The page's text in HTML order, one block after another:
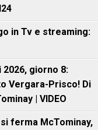
in Tv e streaming:
2026, giorno 8:
Vergara-Prisco! Di
| VIDEO
ferma McTominay,